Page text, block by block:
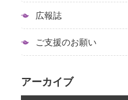
広報誌
ご支援のお願い
アーカイブ